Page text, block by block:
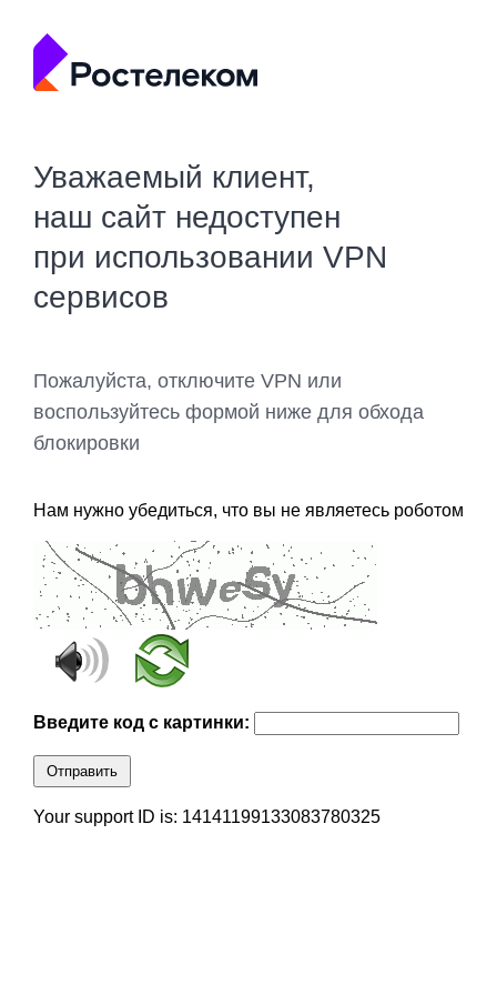
Уважаемый клиент,
наш сайт недоступен
при использовании VPN
сервисов
Пожалуйста, отключите VPN или
воспользуйтесь формой ниже для обхода
блокировки
Нам нужно убедиться, что вы не являетесь роботом
Введите код с картинки:
Отправить
Your support ID is: 14141199133083780325